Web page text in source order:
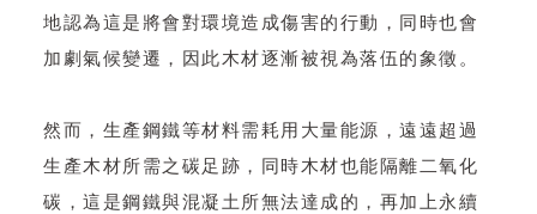
地認為這是將會對環境造成傷害的行動，同時也會
加劇氣候變遷，因此木材逐漸被視為落伍的象徵。
然而，生產鋼鐵等材料需耗用大量能源，遠遠超過
生產木材所需之碳足跡，同時木材也能隔離二氧化
碳，這是鋼鐵與混凝土所無法達成的，再加上永續